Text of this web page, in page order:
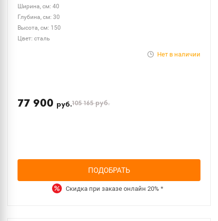
Ширина, см: 40
Глубина, см: 30
Высота, см: 150
Цвет: сталь
Нет в наличии
77 900 руб.105 165руб.
ПОДОБРАТЬ
Скидка при заказе онлайн 20% *